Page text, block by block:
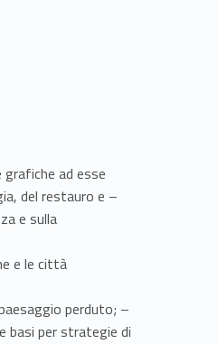
ad esse
del restauro e –
e sulla
e le città
perduto; –
basi per strategie di